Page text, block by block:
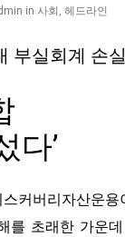
in 사회, 헤드라인
부실회계 손
다’
커버리자산운용
를 초래한 가운